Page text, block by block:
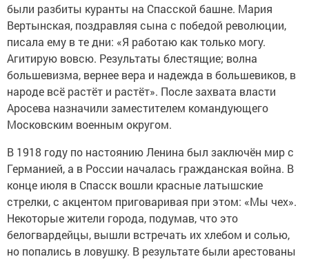
были разбиты куранты на Спасской башне. Мария
Вертынская, поздравляя сына с победой революции,
писала ему в те дни: «Я работаю как только могу.
Агитирую вовсю. Результаты блестящие; волна
большевизма, вернее вера и надежда в большевиков, в
народе всё растёт и растёт». После захвата власти
Аросева назначили заместителем командующего
Московским военным округом.
В 1918 году по настоянию Ленина был заключён мир с
Германией, а в России началась гражданская война. В
конце июля в Спасск вошли красные латышские
стрелки, с акцентом приговаривая при этом: «Мы чех».
Некоторые жители города, подумав, что это
белогвардейцы, вышли встречать их хлебом и солью,
но попались в ловушку. В результате были арестованы